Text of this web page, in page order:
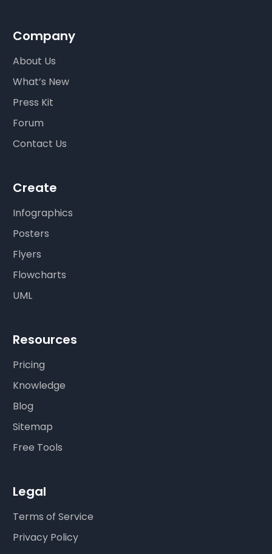
Company
About Us
What’s New
Press Kit
Forum
Contact Us
Create
Infographics
Posters
Flyers
Flowcharts
UML
Resources
Pricing
Knowledge
Blog
Sitemap
Free Tools
Legal
Terms of Service
Privacy Policy